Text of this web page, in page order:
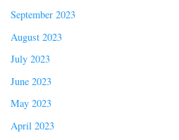
September 2023
August 2023
July 2023
June 2023
May 2023
April 2023